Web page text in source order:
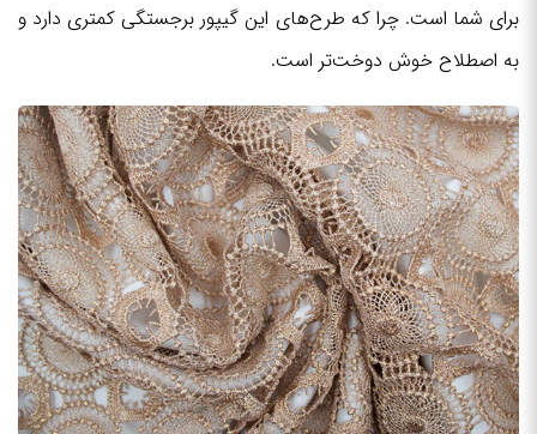
برای شما است. چرا که طرح‌های این گیپور برجستگی کمتری دارد و
به اصطلاح خوش دوخت‌تر است.